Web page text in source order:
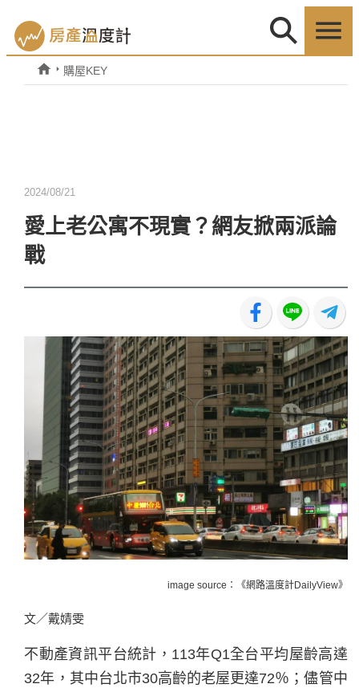
購屋KEY
2024/08/21
愛上老公寓不現實？網友掀兩派論
戰
image source：《網路溫度計DailyView》
文／戴婧雯
不動產資訊平台統計，113年Q1全台平均屋齡高達
32年，其中台北市30高齡的老屋更達72％；儘管中